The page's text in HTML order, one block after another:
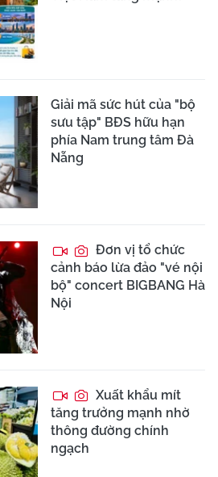
Giải mã sức hút của "bộ
sưu tập" BĐS hữu hạn
phía Nam trung tâm Đà
Nẵng
Đơn vị tổ chức
cảnh báo lừa đảo "vé nội
bộ" concert BIGBANG Hà
Nội
Xuất khẩu mít
tăng trưởng mạnh nhờ
thông đường chính
ngạch